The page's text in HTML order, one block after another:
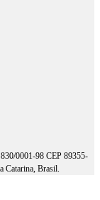
0001-98 CEP 89355-
Catarina, Brasil.